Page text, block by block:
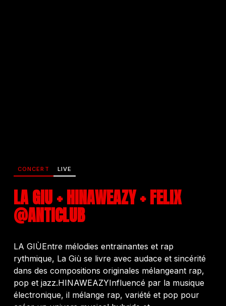
CONCERT LIVE
LA GIU + HINAWEAZY + FELIX
@ANTICLUB
LA GIÙEntre mélodies entrainantes et rap
rythmique, La Giù se livre avec audace et sincérité
dans des compositions originales mélangeant rap,
pop et jazz.HINAWEAZYInfluencé par la musique
électronique, il mélange rap, variété et pop pour